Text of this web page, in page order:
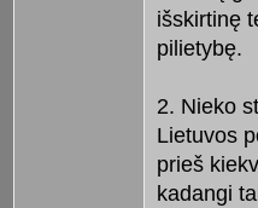
išskirtinę
pilietybę.
2. Nieko
Lietuvos
prieš
kadangi